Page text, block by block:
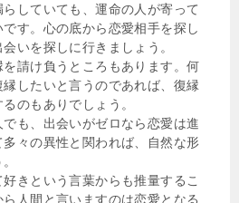
していても、運命の人が寄って
す。心の底から恋愛相手を探し
いを探しに行きましょう。
請け負うところもあります。何
したいと言うのであれば、復縁
のもありでしょう。
も、出会いがゼロなら恋愛は進
々の異性と関われば、自然な形
きという言葉からも推量するこ
人間と言いますのは恋愛となる